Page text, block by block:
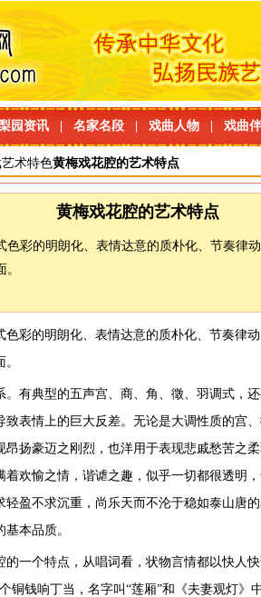
园资讯 名家名段 戏曲人物 戏曲
术特色黄梅戏花腔的艺术特点
黄梅戏花腔的艺术特点
彩的明朗化、表情达意的质朴化、节奏律
彩的明朗化、表情达意的质朴化、节奏律
。有典型的五声宫、商、角、徵、羽调式，
表情上的巨大反差。无论是大调性质的宫
扬豪迈之刚烈，也洋用于表现悲戚愁苦之
欢愉之情，谐谑之趣，似乎一切都很透明
盈不求沉重，尚乐天而不沦于稳如泰山唐
本品质。
的一个特点，从唱词看，状物言情都以快人
铜钱响丁当，名字叫“莲厢”和《夫妻观灯》